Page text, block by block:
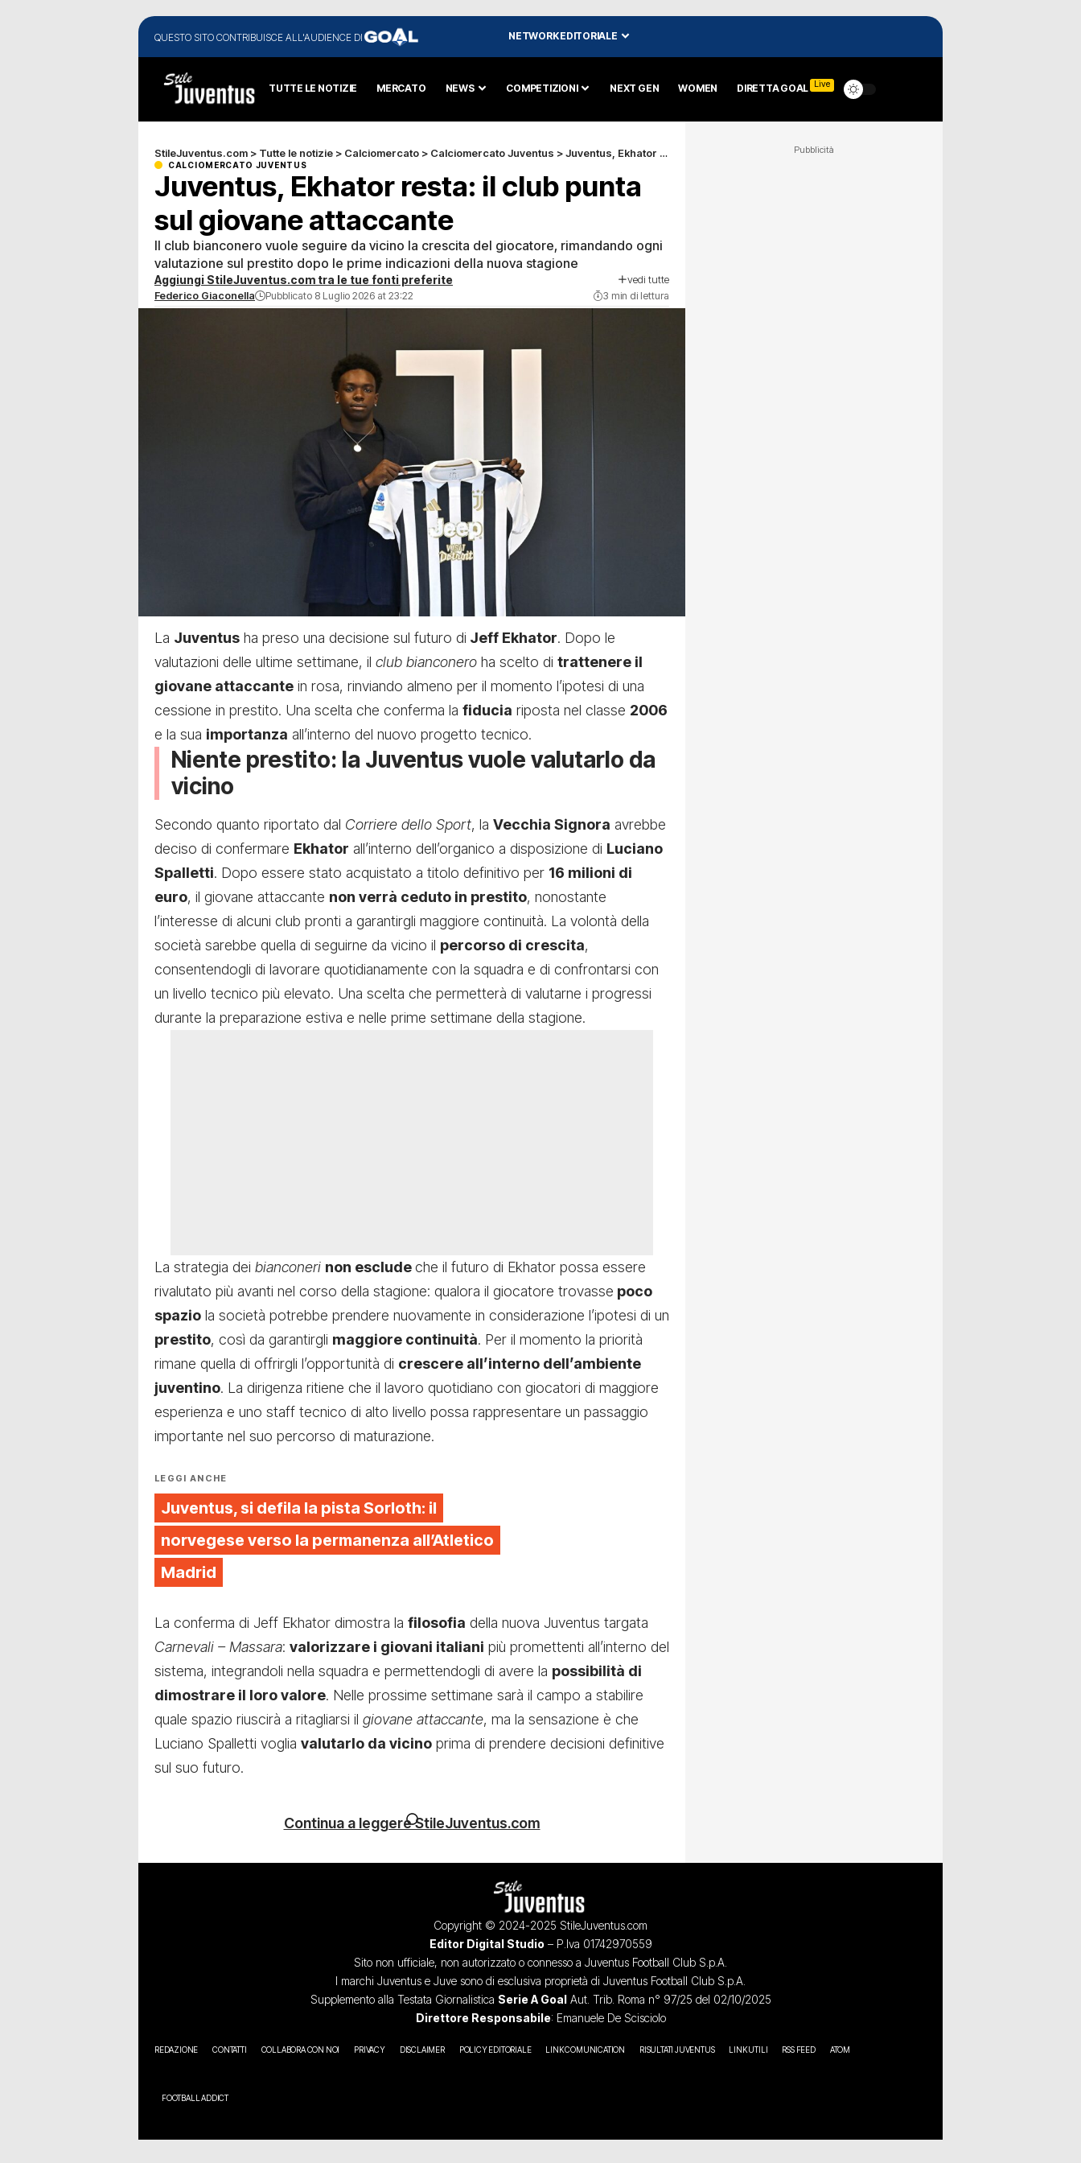
QUESTO SITO CONTRIBUISCE ALL'AUDIENCE DI NETWORK EDITORIALE
TUTTE LE NOTIZIE MERCATO NEWS COMPETIZIONI NEXT GEN WOMEN DIRETTA GOAL Live
StileJuventus.com > Tutte le notizie > Calciomercato > Calciomercato Juventus >Juventus, Ekhator resta: il club punta sul giovane attaccante
CALCIOMERCATO JUVENTUS
Juventus, Ekhator resta: il club punta
sul giovane attaccante
Il club bianconero vuole seguire da vicino la crescita del giocatore, rimandando ogni
valutazione sul prestito dopo le prime indicazioni della nuova stagione
Aggiungi StileJuventus.com tra le tue fonti preferite vedi tutte
Federico Giaconella Pubblicato 8 Luglio 2026 at 23:22 3 min di lettura
La Juventus ha preso una decisione sul futuro di Jeff Ekhator. Dopo le
valutazioni delle ultime settimane, il club bianconero ha scelto di trattenere il
giovane attaccante in rosa, rinviando almeno per il momento l’ipotesi di una
cessione in prestito. Una scelta che conferma la fiducia riposta nel classe 2006
e la sua importanza all’interno del nuovo progetto tecnico.
Niente prestito: la Juventus vuole valutarlo da
vicino
Secondo quanto riportato dal Corriere dello Sport, la Vecchia Signora avrebbe
deciso di confermare Ekhator all’interno dell’organico a disposizione di Luciano
Spalletti. Dopo essere stato acquistato a titolo definitivo per 16 milioni di
euro, il giovane attaccante non verrà ceduto in prestito, nonostante
l’interesse di alcuni club pronti a garantirgli maggiore continuità. La volontà della
società sarebbe quella di seguirne da vicino il percorso di crescita,
consentendogli di lavorare quotidianamente con la squadra e di confrontarsi con
un livello tecnico più elevato. Una scelta che permetterà di valutarne i progressi
durante la preparazione estiva e nelle prime settimane della stagione.
La strategia dei bianconeri non escludeche il futuro di Ekhator possa essere
rivalutato più avanti nel corso della stagione: qualora il giocatore trovasse poco
spazio la società potrebbe prendere nuovamente in considerazione l’ipotesi di un
prestito, così da garantirgli maggiore continuità. Per il momento la priorità
rimane quella di offrirgli l’opportunità di crescere all’interno dell’ambiente
juventino. La dirigenza ritiene che il lavoro quotidiano con giocatori di maggiore
esperienza e uno staff tecnico di alto livello possa rappresentare un passaggio
importante nel suo percorso di maturazione.
LEGGI ANCHE
Juventus, si defila la pista Sorloth: il
norvegese verso la permanenza all’Atletico
Madrid
La conferma di Jeff Ekhator dimostra la filosofia della nuova Juventus targata
Carnevali – Massara: valorizzare i giovani italiani più promettenti all’interno del
sistema, integrandoli nella squadra e permettendogli di avere la possibilità di
dimostrare il loro valore. Nelle prossime settimane sarà il campo a stabilire
quale spazio riuscirà a ritagliarsi il giovane attaccante, ma la sensazione è che
Luciano Spalletti voglia valutarlo da vicino prima di prendere decisioni definitive
sul suo futuro.
Continua a leggere StileJuventus.com
Pubblicità
Copyright © 2024-2025 StileJuventus.com
Editor Digital Studio – P.Iva 01742970559
Sito non ufficiale, non autorizzato o connesso a Juventus Football Club S.p.A.
I marchi Juventus e Juve sono di esclusiva proprietà di Juventus Football Club S.p.A.
Supplemento alla Testata Giornalistica Serie A GoalAut. Trib. Roma n° 97/25 del 02/10/2025
Direttore Responsabile: Emanuele De Scisciolo
REDAZIONE CONTATTI COLLABORA CON NOI PRIVACY DISCLAIMER POLICY EDITORIALE LINK COMUNICATION RISULTATI JUVENTUS LINK UTILI RSS FEED ATOM
FOOTBALL ADDICT